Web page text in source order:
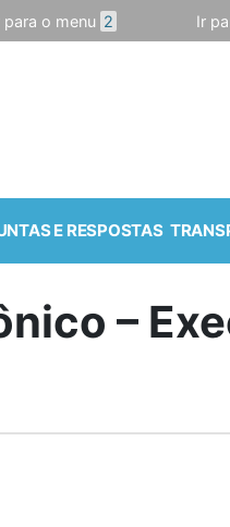
para o menu 2 Ir
E RESPOSTAS
–